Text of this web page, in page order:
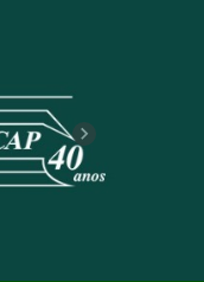
Next